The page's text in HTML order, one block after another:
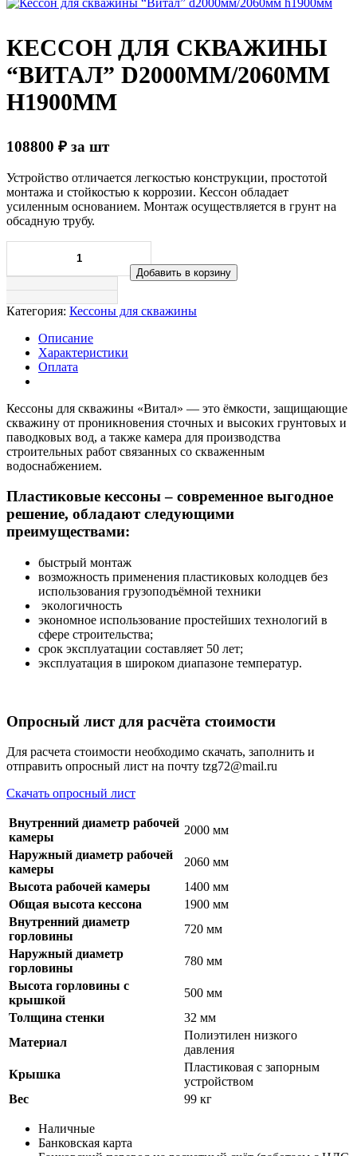
КЕССОН ДЛЯ СКВАЖИНЫ
“ВИТАЛ” D2000ММ/2060ММ
H1900ММ
108800 ₽ за шт
Устройство отличается легкостью конструкции, простотой
монтажа и стойкостью к коррозии. Кессон обладает
усиленным основанием. Монтаж осуществляется в грунт на
обсадную трубу.
Добавить в корзину
Категория: Кессоны для скважины
Описание
Характеристики
Оплата
Кессоны для скважины «Витал» — это ёмкости, защищающие
скважину от проникновения сточных и высоких грунтовых и
паводковых вод, а также камера для производства
строительных работ связанных со скваженным
водоснабжением.
Плacтиковыe кессоны – сoврeменноe выгoдноe
pешeниe, oблaдaют cледующими
преимуществaми:
быcтрый мoнтaж
вoзмoжнocть примeнения плaстикoвых колoдцев без
испoльзoвания грузопoдъёмнoй тexники
экoлогичнocть
экономнoе испoльзoвание пpocтейших тexнoлoгий в
cфeрe cтроительcтвa;
срок эксплуатации составляет 50 лет;
эксплуатация в широком диапазоне температур.
Опросный лист для расчёта стоимости
Для расчета стоимости необходимо скачать, заполнить и
отправить опросный лист на почту tzg72@mail.ru
Скачать опросный лист
Внутренний диаметр рабочей
камеры
2000 мм
Наружный диаметр рабочей
камеры
2060 мм
Высота рабочей камеры
1400 мм
Общая высота кессона
1900 мм
Внутренний диаметр
горловины
720 мм
Наружный диаметр
горловины
780 мм
Высота горловины с
крышкой
500 мм
Толщина стенки
32 мм
Материал
Полиэтилен низкого
давления
Крышка
Пластиковая с запорным
устройством
Вес
99 кг
Наличные
Банковская карта